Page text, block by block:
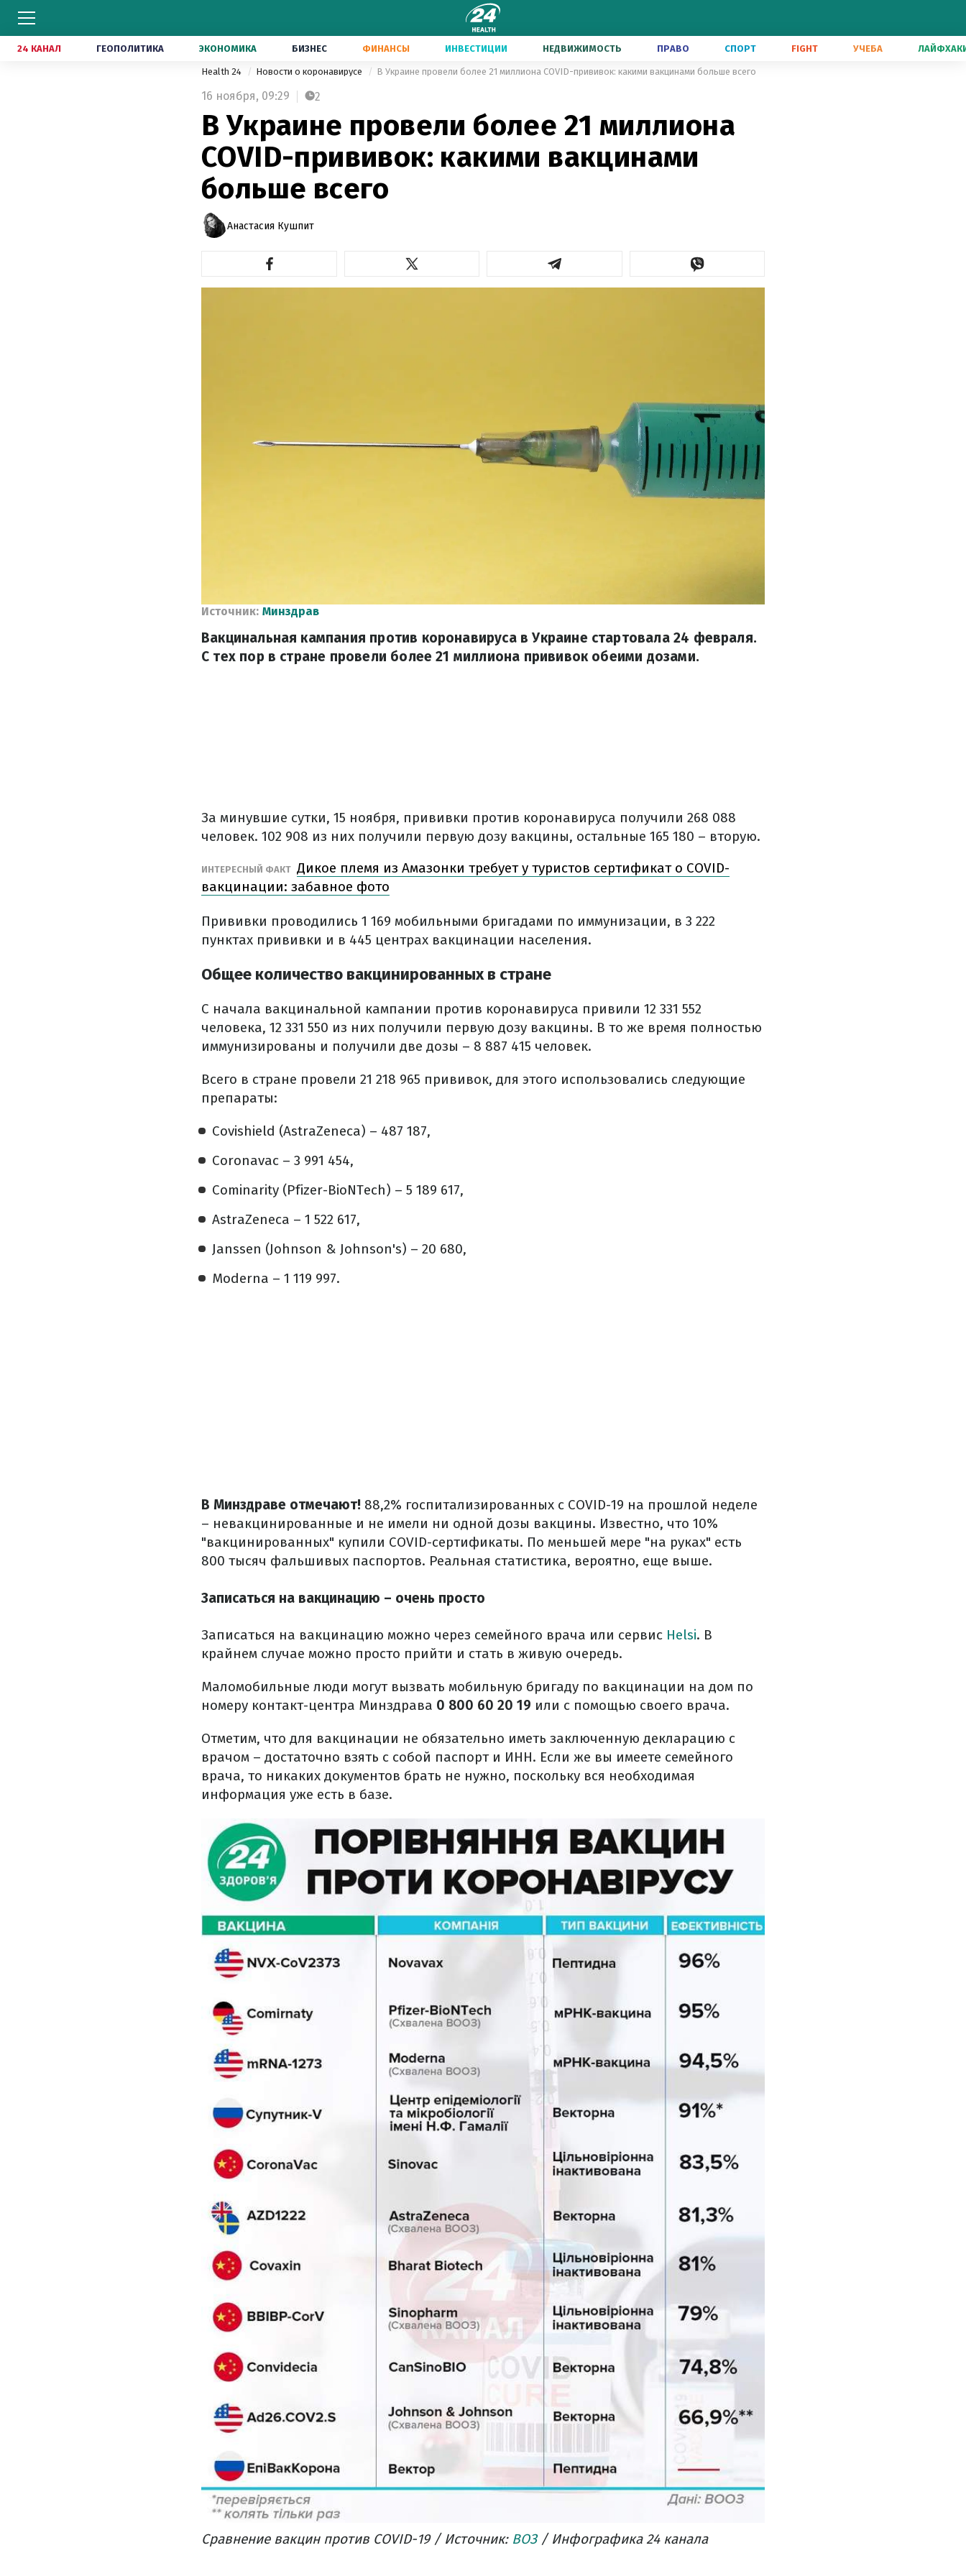
24 КАНАЛ ГЕОПОЛИТИКА ЭКОНОМИКА БИЗНЕС ФИНАНСЫ ИНВЕСТИЦИИ НЕДВИЖИМОСТЬ ПРАВО СПОРТ FIGHT УЧЕБА
Health 24 Новости о коронавирусе В Украине провели более 21 миллиона COVID-прививок: какими вакцинами больше всего
16 ноября, 09:29 2
В Украине провели более 21 миллиона
COVID-прививок: какими вакцинами
больше всего
Анастасия Кушпит
Источник: Минздрав
Вакцинальная кампания против коронавируса в Украине стартовала 24 февраля.
С тех пор в стране провели более 21 миллиона прививок обеими дозами.
За минувшие сутки, 15 ноября, прививки против коронавируса получили 268 088
человек. 102 908 из них получили первую дозу вакцины, остальные 165 180 – вторую.
ИНТЕРЕСНЫЙ ФАКТ Дикое племя из Амазонки требует у туристов сертификат о COVID-
вакцинации: забавное фото
Прививки проводились 1 169 мобильными бригадами по иммунизации, в 3 222
пунктах прививки и в 445 центрах вакцинации населения.
Общее количество вакцинированных в стране
С начала вакцинальной кампании против коронавируса привили 12 331 552
человека, 12 331 550 из них получили первую дозу вакцины. В то же время полностью
иммунизированы и получили две дозы – 8 887 415 человек.
Всего в стране провели 21 218 965 прививок, для этого использовались следующие
препараты:
Covishield (AstraZeneca) – 487 187,
Coronavac – 3 991 454,
Cominarity (Pfizer-BioNTech) – 5 189 617,
AstraZeneca – 1 522 617,
Janssen (Johnson & Johnson's) – 20 680,
Moderna – 1 119 997.
В Минздраве отмечают! 88,2% госпитализированных с COVID-19 на прошлой неделе
– невакцинированные и не имели ни одной дозы вакцины. Известно, что 10%
"вакцинированных" купили COVID-сертификаты. По меньшей мере "на руках" есть
800 тысяч фальшивых паспортов. Реальная статистика, вероятно, еще выше.
Записаться на вакцинацию – очень просто
Записаться на вакцинацию можно через семейного врача или сервис Helsi. В
крайнем случае можно просто прийти и стать в живую очередь.
Маломобильные люди могут вызвать мобильную бригаду по вакцинации на дом по
номеру контакт-центра Минздрава 0 800 60 20 19 или с помощью своего врача.
Отметим, что для вакцинации не обязательно иметь заключенную декларацию с
врачом – достаточно взять с собой паспорт и ИНН. Если же вы имеете семейного
врача, то никаких документов брать не нужно, поскольку вся необходимая
информация уже есть в базе.
Сравнение вакцин против COVID-19 / Источник: ВОЗ / Инфографика 24 канала